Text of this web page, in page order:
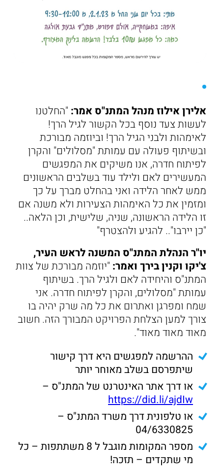
אלירן אילוז מנהל המתנ"ס אמר: "החלטנו
לעשות צעד נוסף בכל הקשור לגיל הרך!
לאימהות ולבני הגיל הרך! וביוזמה מבורכת
ובשיתוף פעולה עם עמותת "מסלולים" והקרן
לפיתוח חדרה, אנו משיקים את המפגשים
המעשירים לאם ולילד עוד בשלבים הראשונים
ממש לאחר הלידה ואני בהחלט מברך על כך
ומזמין את כל האימהות הצעירות ולא משנה אם
זו הלידה הראשונה, שניה, שלישית, וכן הלאה..
"כן יירבו".. להגיע ולהצטרף"
יו"ר הנהלת המתנ"ס המשנה לראש העיר,
צ'יקו וקנין בירך ואמר: "יוזמה מבורכת של צוות
המתנ"ס והיחידה לאם ולגיל הרך. בשיתוף
עמותת "מסלולים, והקרן לפיתוח חדרה. אני
שמח ומפרגן ואתרום את כל מה שרק יהיה בו
צורך למען הצלחת הפרויקט המבורך הזה. חשוב
מאוד מאוד מאוד".
ההרשמה למפגשים היא דרך קישור
שיתפרסם בשלב מאוחר יותר
או דרך אתר האינטרנט של המתנ"ס –
https://did.li/ajdIw
או טלפונית דרך משרד המתנ"ס –
04/6330825
מספר המקומות מוגבל ל 8 משתתפות – כל
מי שתקדים – תזכה!